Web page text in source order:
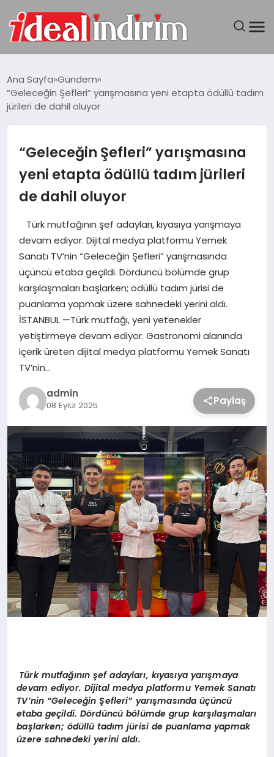
BILGISAYAR
TEKNOLOJI
YAŞAM
Ana Sayfa Gündem
“Geleceğin Şefleri” yarışmasına yeni etapta ödüllü tadım
jürileri de dahil oluyor
“Geleceğin Şefleri” yarışmasına
yeni etapta ödüllü tadım jürileri
de dahil oluyor
Türk mutfağının şef adayları, kıyasıya yarışmaya
devam ediyor. Dijital medya platformu Yemek
Sanatı TV’nin “Geleceğin Şefleri” yarışmasında
üçüncü etaba geçildi. Dördüncü bölümde grup
karşılaşmaları başlarken; ödüllü tadım jürisi de
puanlama yapmak üzere sahnedeki yerini aldı.
İSTANBUL —Türk mutfağı, yeni yetenekler
yetiştirmeye devam ediyor. Gastronomi alanında
içerik üreten dijital medya platformu Yemek Sanatı
TV’nin…
admin
08 Eylül 2025 Paylaş
Türk mutfağının şef adayları, kıyasıya yarışmaya
devam ediyor. Dijital medya platformu Yemek Sanatı
TV’nin “Geleceğin Şefleri” yarışmasında üçüncü
etaba geçildi. Dördüncü bölümde grup karşılaşmaları
başlarken; ödüllütadım jürisidepuanlama yapmak
üzere sahnedeki yerini aldı.